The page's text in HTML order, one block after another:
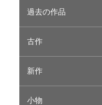
過去の作品
古作
新作
小物